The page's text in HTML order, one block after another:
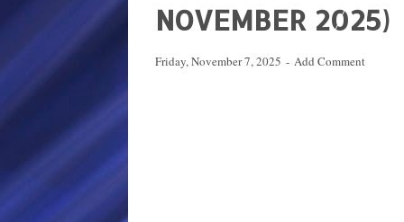
NOVEMBER 2025)
Friday, November 7, 2025 Add Comment